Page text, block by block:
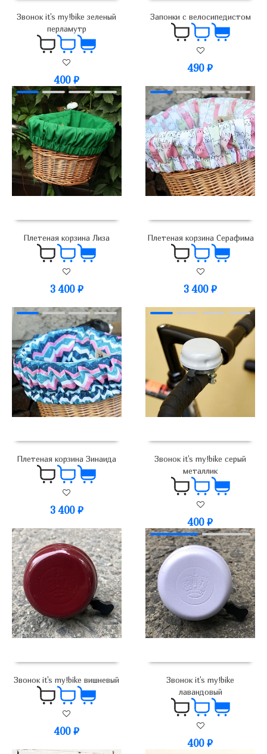
Звонок it's my!bike зеленый
перламутр
400 ₽
Запонки с велосипедистом
490₽
Плетеная корзина Лиза
3 400 ₽
Плетеная корзина Серафима
3 400₽
Плетеная корзина Зинаида
3 400 ₽
Звонок it's my!bike серый
металлик
400₽
Звонок it's my!bike вишневый
400 ₽
Звонок it's my!bike
лавандовый
400₽